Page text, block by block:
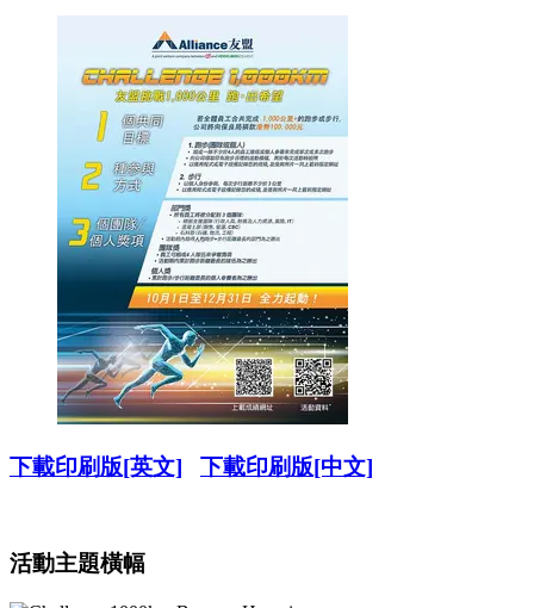
下載印刷版[英文] 下載印刷版[中文]
活動主題橫幅